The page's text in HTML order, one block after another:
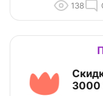
138
3000